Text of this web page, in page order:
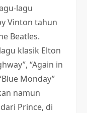
lagu
Vinton tahun
Beatles.
klasik Elton
“Again in
Monday”
namun
Prince, di